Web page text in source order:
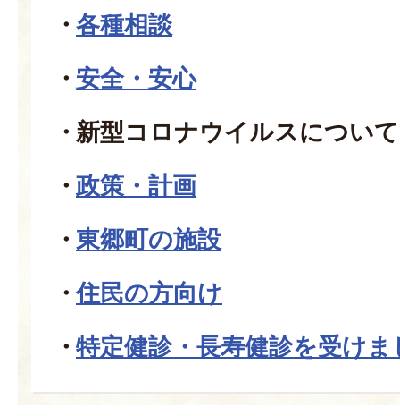
各種相談
安全・安心
新型コロナウイルスについて
政策・計画
東郷町の施設
住民の方向け
特定健診・長寿健診を受け